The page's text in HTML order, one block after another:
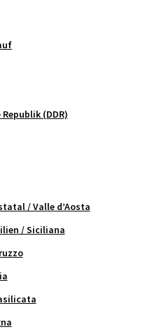
(DDR)
/ Valle d’Aosta
/ Siciliana